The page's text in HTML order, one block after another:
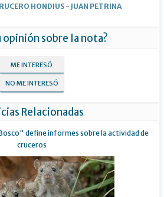
HONDIUS - JUAN PETRINA
opinión sobre la nota?
ME INTERESÓ
NO ME INTERESÓ
Relacionadas
define informes sobre la actividad de
cruceros